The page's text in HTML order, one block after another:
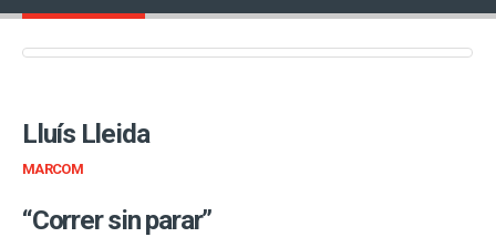
Lluís Lleida
MARCOM
“Correr sin parar”